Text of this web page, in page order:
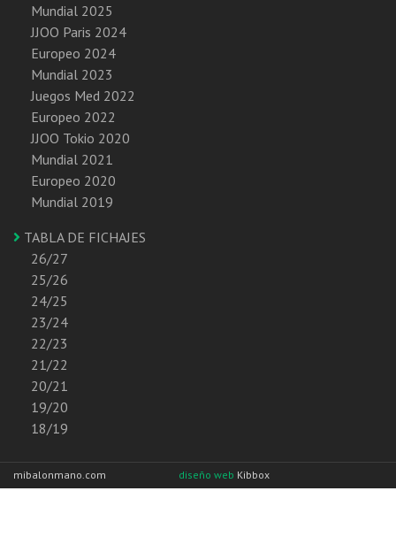
Mundial 2025
JJOO Paris 2024
Europeo 2024
Mundial 2023
Juegos Med 2022
Europeo 2022
JJOO Tokio 2020
Mundial 2021
Europeo 2020
Mundial 2019
TABLA DE FICHAJES
26/27
25/26
24/25
23/24
22/23
21/22
20/21
19/20
18/19
mibalonmano.com diseño web Kibbox